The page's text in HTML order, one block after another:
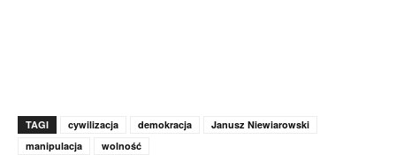
TAGI cywilizacja demokracja
Janusz Niewiarowski
manipulacja
wolność